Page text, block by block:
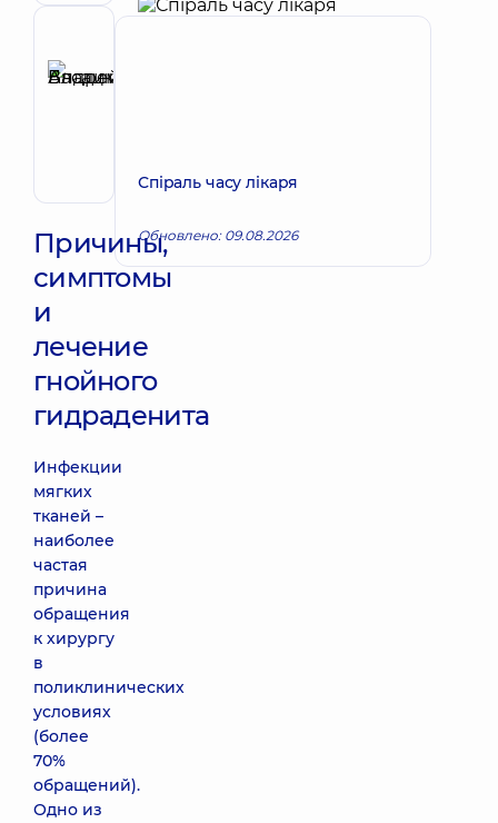
Причины,
симптомы
и
лечение
гнойного
гидраденита
Инфекции
мягких
тканей –
наиболее
частая
причина
обращения
к хирургу
в
поликлинических
условиях
(более
70%
обращений).
Одно из
Спіраль часу лікаря
Обновлено: 09.08.2026